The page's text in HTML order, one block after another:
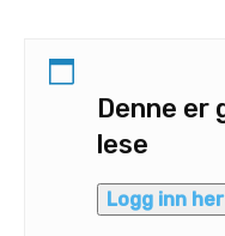
Denne er
lese
Logg inn her